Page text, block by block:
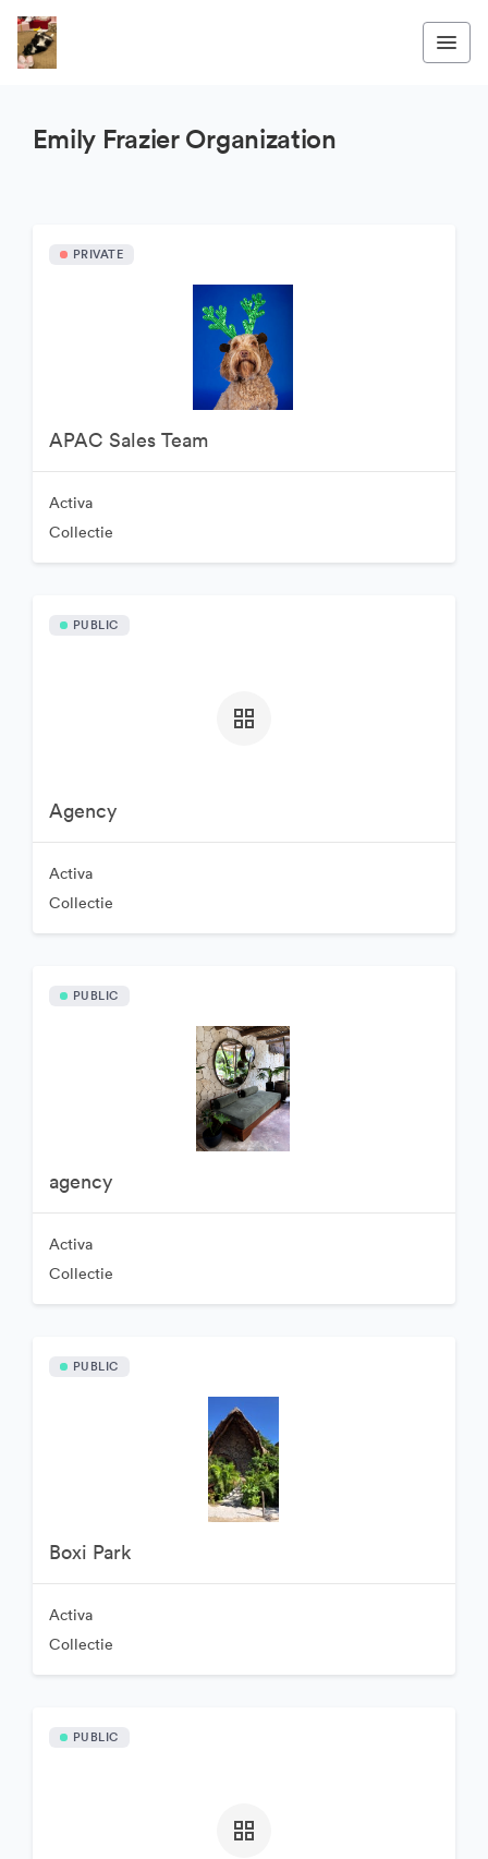
Emily Frazier Organization
PRIVATE
APAC Sales Team
Activa
Collectie
PUBLIC
Agency
Activa
Collectie
PUBLIC
agency
Activa
Collectie
PUBLIC
Boxi Park
Activa
Collectie
PUBLIC